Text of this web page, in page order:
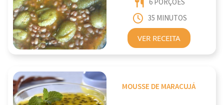
6 PORÇÕES
35 MINUTOS
VER RECEITA
MOUSSE DE MARACUJÁ